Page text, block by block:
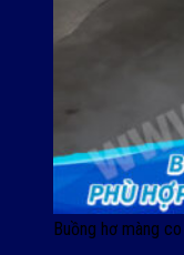
Buồng hơ màng